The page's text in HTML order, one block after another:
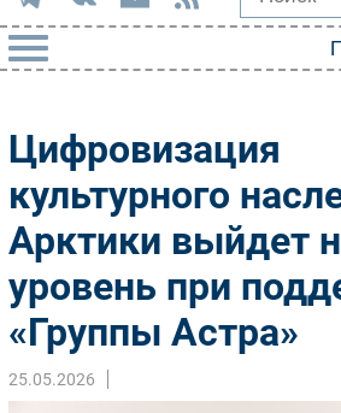
Импорто­замещение
Автоматизация
Интернет
Фиксированная связь
Интеграция
Рынок ПК
Маркетинг
Цифровизация
культурного
Арктики выйдет
уровень при
«Группы Астра»
25.05.2026